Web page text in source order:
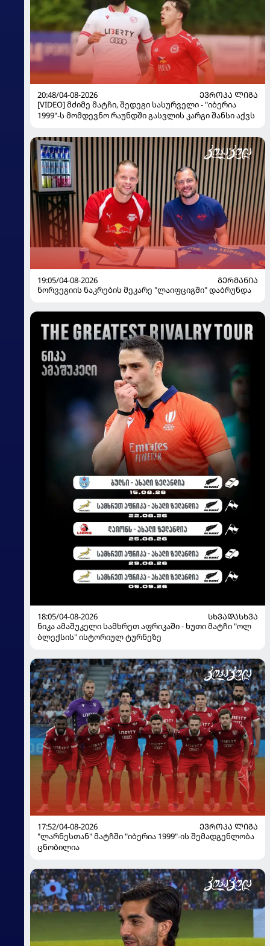
20:48/04-08-2026
ᲔᲕᲠᲝᲞᲐ ᲚᲘᲒᲐ
[VIDEO] მძიმე მატჩი, შედეგი სასურველი - "იბერია
1999"-ს მომდევნო რაუნდში გასვლის კარგი შანსი აქვს
19:05/04-08-2026
ᲒᲔᲠᲛᲐᲜᲘᲐ
ნორვეგიის ნაკრების მეკარე "ლაიფციგში" დაბრუნდა
18:05/04-08-2026
ᲡᲮᲕᲐᲓᲐᲡᲮᲕᲐ
ნიკა ამაშუკელი სამხრეთ აფრიკაში - ხუთი მატჩი "ოლ
ბლექსის" ისტორიულ ტურნეზე
17:52/04-08-2026
ᲔᲕᲠᲝᲞᲐ ᲚᲘᲒᲐ
"ლარნესთან" მატჩში "იბერია 1999"-ის შემადგენლობა
ცნობილია